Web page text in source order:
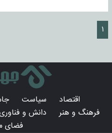
۱
اقتصاد سیاست
فرهنگ و هنر
دانش و
فضای